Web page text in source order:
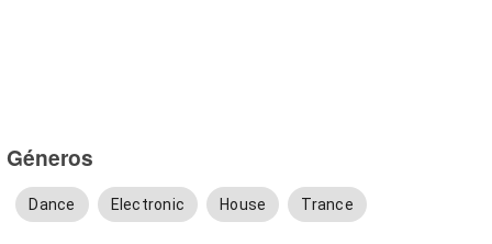
Géneros
Dance Electronic House Trance